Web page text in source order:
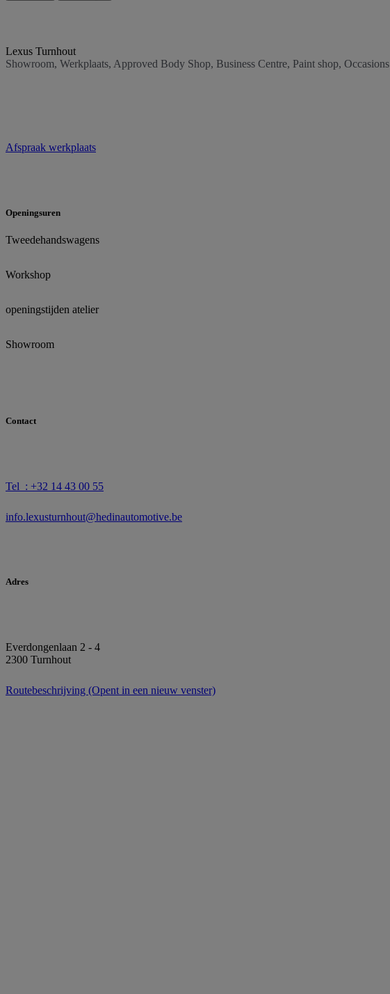
Lexus Turnhout
Showroom, Werkplaats, Approved Body Shop, Business Centre, Paint shop, Occasions
Afspraak werkplaats
Openingsuren
Tweedehandswagens
Workshop
openingstijden atelier
Showroom
Contact
Tel : +32 14 43 00 55
info.lexusturnhout@hedinautomotive.be
Adres
Everdongenlaan 2 - 4
2300 Turnhout
Routebeschrijving (Opent in een nieuw venster)